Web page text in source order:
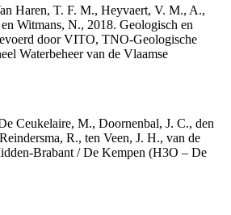
Haren, T. F. M., Heyvaert, V. M., A.,
Witmans, N., 2018. Geologisch en
door VITO, TNO-Geologische
Waterbeheer van de Vlaamse
Ceukelaire, M., Doornenbal, J. C., den
R., ten Veen, J. H., van de
Brabant / De Kempen (H3O – De